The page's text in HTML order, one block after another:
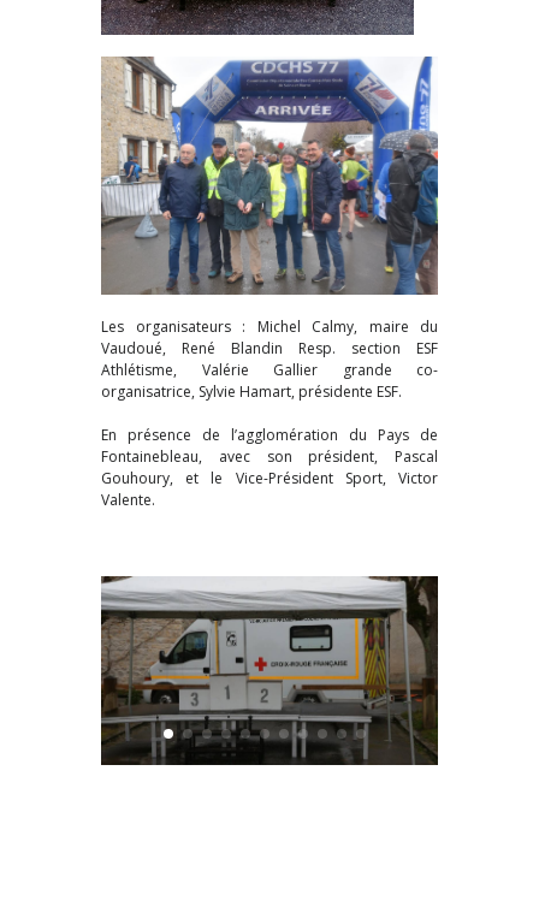
Les organisateurs : Michel Calmy, maire du
Vaudoué, René Blandin Resp. section ESF
Athlétisme, Valérie Gallier grande co-
organisatrice, Sylvie Hamart, présidente ESF.
En présence de l’agglomération du Pays de
Fontainebleau, avec son président, Pascal
Gouhoury, et le Vice-Président Sport, Victor
Valente.